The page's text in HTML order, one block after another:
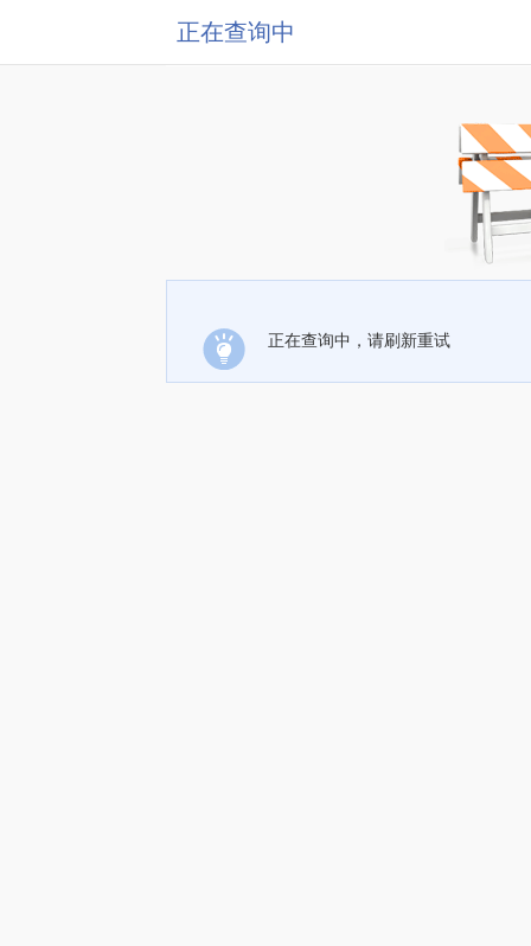
正在查询中
正在查询中，请刷新重试